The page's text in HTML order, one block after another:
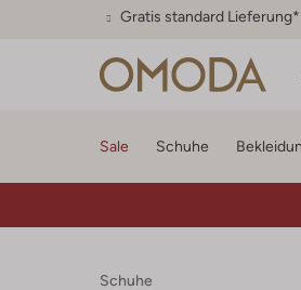
Gratis standard Lieferung*
Sale Schuhe
Schuhe